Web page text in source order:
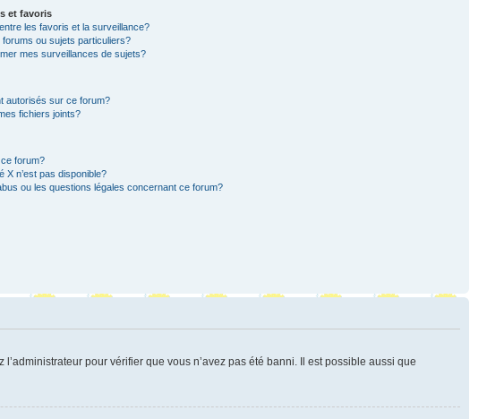
et favoris
les favoris et la surveillance?
ou sujets particuliers?
mes surveillances de sujets?
autorisés sur ce forum?
fichiers joints?
forum?
X n’est pas disponible?
ou les questions légales concernant ce forum?
pour vérifier que vous n’avez pas été banni. Il est possible aussi que